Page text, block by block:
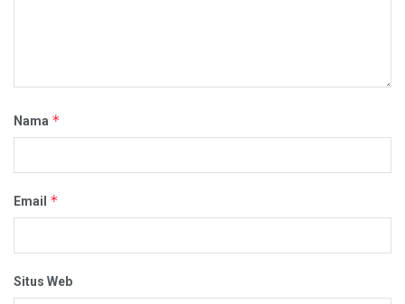
Nama *
Email *
Situs Web